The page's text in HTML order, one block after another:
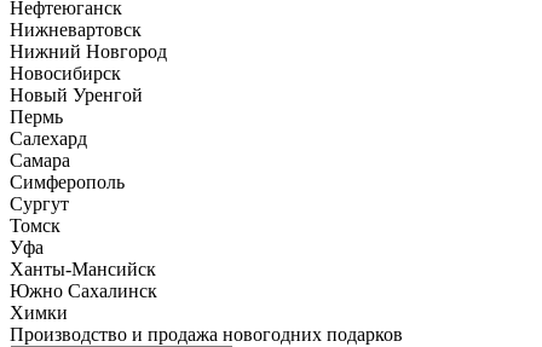
Нефтеюганск
Нижневартовск
Нижний Новгород
Новосибирск
Новый Уренгой
Пермь
Салехард
Самара
Симферополь
Сургут
Томск
Уфа
Ханты-Мансийск
Южно Сахалинск
Химки
Производство и продажа новогодних подарков